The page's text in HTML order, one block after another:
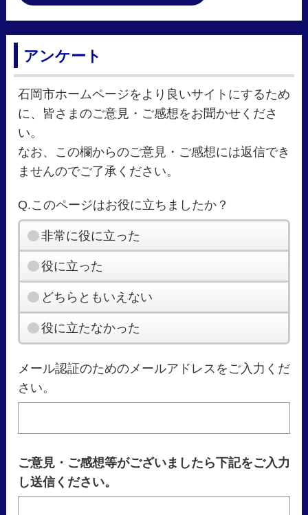
アンケート
石岡市ホームページをより良いサイトにするため
に、皆さまのご意見・ご感想をお聞かせくださ
い。
なお、この欄からのご意見・ご感想には返信でき
ませんのでご了承ください。
Q.このページはお役に立ちましたか？
非常に役に立った
役に立った
どちらともいえない
役に立たなかった
メール認証のためのメールアドレスをご入力くだ
さい。
ご意見・ご感想等がございましたら下記をご入力
し送信ください。